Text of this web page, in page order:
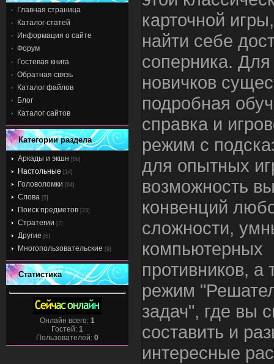
Главная страница
Каталог статей
Информация о сайте
Форум
Гостевая книга
Обратная связь
Каталог файлов
Блог
Каталог сайтов
Категории раздела
Аркады и экшн [86]
Настольные [14]
Головоломки [64]
Слова [5]
Поиск предметов [23]
Стратегии [7]
Другие [6]
Многопользовательские [9]
Статистика
Онлайн всего: 1
Гостей: 1
Пользователей: 0
карточной
найти себе
соперника. Для
новичков
подробная
справка и
режим с
для опытных
возможность
конвенций
сложности,
компьютерных
противников, а
режим
задач", где вы
составить и
интересные